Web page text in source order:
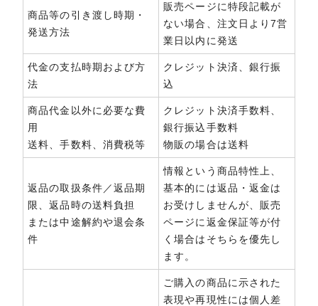
商品等の引き渡し時期・
発送方法
販売ページに特段記載が
ない場合、注文日より7営
業日以内に発送
代金の支払時期および方
法
クレジット決済、銀行振
込
商品代金以外に必要な費
用
送料、手数料、消費税等
クレジット決済手数料、
銀行振込手数料
物販の場合は送料
返品の取扱条件／返品期
限、返品時の送料負担
または中途解約や退会条
件
情報という商品特性上、
基本的には返品・返金は
お受けしませんが、販売
ページに返金保証等が付
く場合はそちらを優先し
ます。
ご購入の商品に示された
表現や再現性には個人差